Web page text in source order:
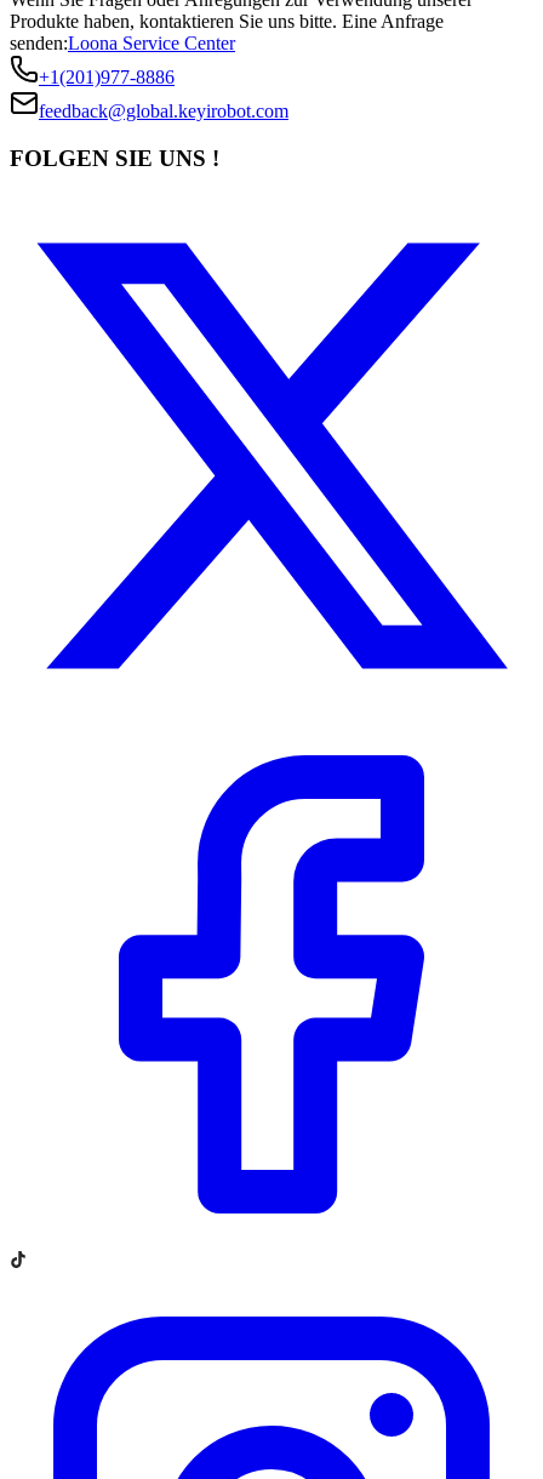
Produkte haben, kontaktieren Sie uns bitte. Eine Anfrage
senden:Loona Service Center
+1(201)977-8886
feedback@global.keyirobot.com
FOLGEN SIE UNS !